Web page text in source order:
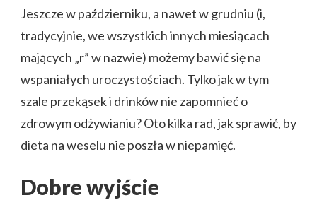
Jeszcze w październiku, a nawet w grudniu (i,
tradycyjnie, we wszystkich innych miesiącach
mających „r” w nazwie) możemy bawić się na
wspaniałych uroczystościach. Tylko jak w tym
szale przekąsek i drinków nie zapomnieć o
zdrowym odżywianiu? Oto kilka rad, jak sprawić, by
dieta na weselu nie poszła w niepamięć.
Dobre wyjście